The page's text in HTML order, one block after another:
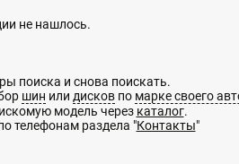
не нашлось.
поиска и снова поискать.
шин или дисковпо марке своего
модель через каталог.
телефонам раздела "Контакты"